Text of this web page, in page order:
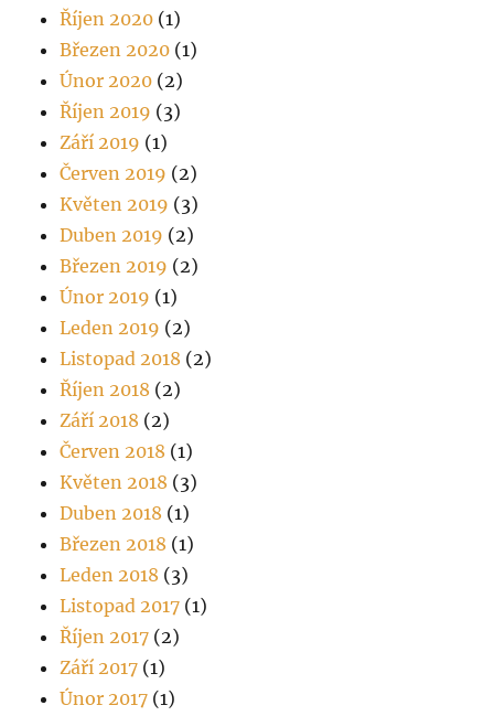
Říjen 2020 (1)
Březen 2020 (1)
Únor 2020 (2)
Říjen 2019 (3)
Září 2019 (1)
Červen 2019 (2)
Květen 2019 (3)
Duben 2019 (2)
Březen 2019 (2)
Únor 2019 (1)
Leden 2019 (2)
Listopad 2018 (2)
Říjen 2018 (2)
Září 2018 (2)
Červen 2018 (1)
Květen 2018 (3)
Duben 2018 (1)
Březen 2018 (1)
Leden 2018 (3)
Listopad 2017 (1)
Říjen 2017 (2)
Září 2017 (1)
Únor 2017 (1)